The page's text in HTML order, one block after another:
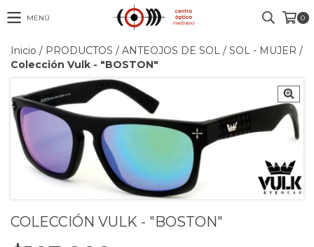
MENÚ 0
Inicio / PRODUCTOS / ANTEOJOS DE SOL / SOL - MUJER /
Colección Vulk - "BOSTON"
COLECCIÓN VULK - "BOSTON"